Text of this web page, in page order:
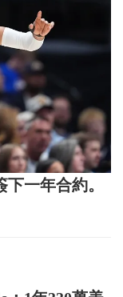
一年合約。